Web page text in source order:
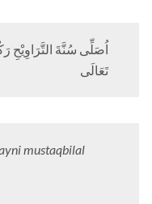
اُصَلِّى سُنَّةَ التَّرَاوِيْحِ
تَعَالَى
mustaqbilal